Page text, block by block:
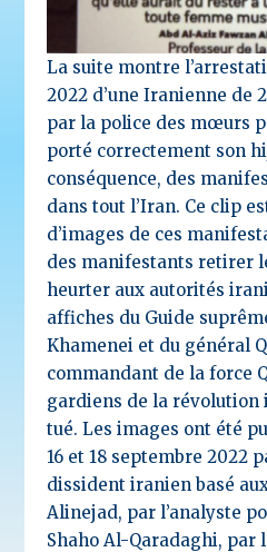
La suite montre
2022 d’une Iranienne de
par la police des mœurs
porté correctement son
conséquence, des
dans tout l’Iran. Ce clip
d’images de ces
des manifestants retirer
heurter aux autorités
affiches du Guide
Khamenei et du général
commandant de la force
gardiens de la révolution
tué. Les images ont été
16 et 18 septembre 2022
dissident iranien basé
Alinejad, par l’analyste
Shaho Al-Qaradaghi, par